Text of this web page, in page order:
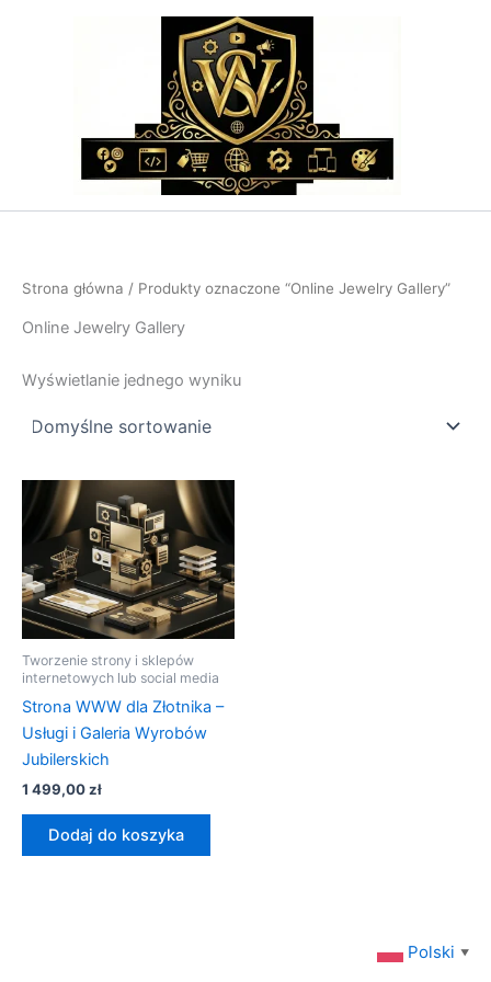
Strona główna / Produkty oznaczone “Online Jewelry Gallery”
Online Jewelry Gallery
Wyświetlanie jednego wyniku
Tworzenie strony i sklepów
internetowych lub social media
Strona WWW dla Złotnika –
Usługi i Galeria Wyrobów
Jubilerskich
1 499,00zł
Dodaj do koszyka
Polski ▼